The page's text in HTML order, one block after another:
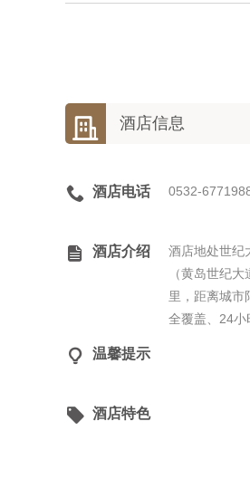
 酒店信息
 酒店电话 0532-
 酒店介绍
酒店地处世纪
（黄岛世纪
里，距离城市
全覆盖、24小
 温馨提示
 酒店特色